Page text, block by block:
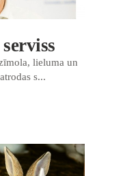
lieluma un
s...